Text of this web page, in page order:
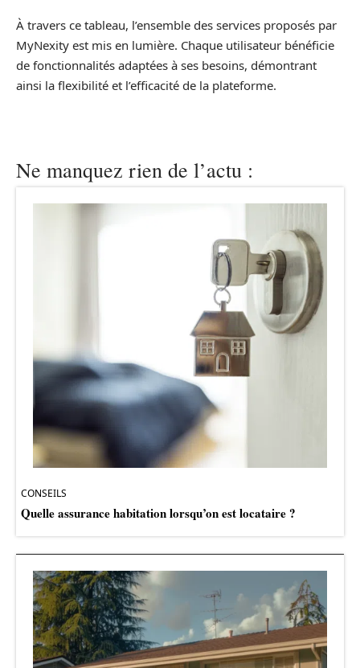
À travers ce tableau, l’ensemble des services proposés par
MyNexity est mis en lumière. Chaque utilisateur bénéficie
de fonctionnalités adaptées à ses besoins, démontrant
ainsi la flexibilité et l’efficacité de la plateforme.
Ne manquez rien de l’actu :
CONSEILS
Quelle assurance habitation lorsqu’on est locataire ?